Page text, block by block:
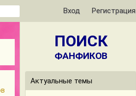
Вход Регистрация
ПОИСК
ФАНФИКОВ
Актуальные темы